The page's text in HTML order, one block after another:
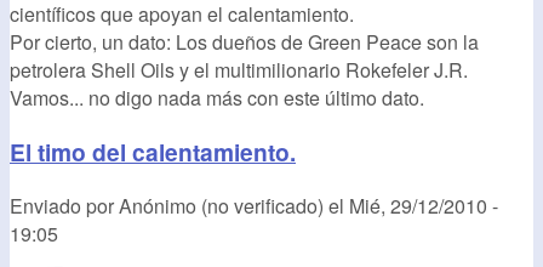
científicos que apoyan el calentamiento.
Por cierto, un dato: Los dueños de Green Peace son la
petrolera Shell Oils y el multimilionario Rokefeler J.R.
Vamos... no digo nada más con este último dato.
El timo del calentamiento.
Enviado porAnónimo (no verificado) el Mié, 29/12/2010 -
19:05